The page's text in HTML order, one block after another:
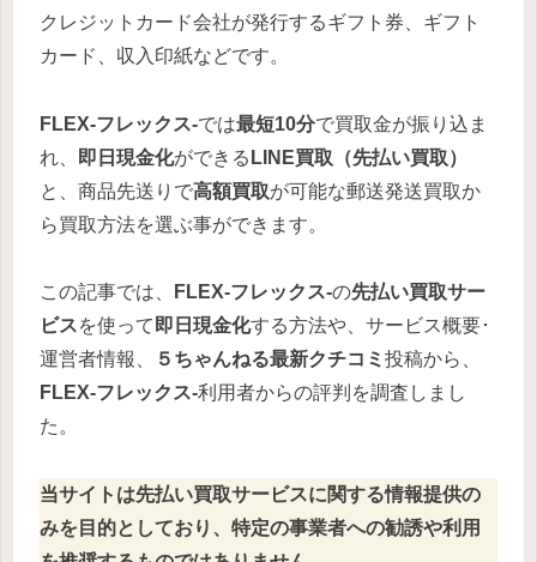
クレジットカード会社が発行するギフト券、ギフト
カード、収入印紙などです。
FLEX-フレックス-では最短10分で買取金が振り込ま
れ、
即日現金化ができる LINE買取（先払い買取）
と、商品先送りで高額買取が可能な郵送発送買取か
ら買取方法を選ぶ事ができます。
この記事では、 FLEX-フレックス-の先払い買取サー
ビスを使って即日現金化する方法や、サービス概要･
運営者情報、
５ちゃんねる最新クチコミ 投稿から、
FLEX-フレックス-利用者からの評判を調査しまし
た。
当サイトは先払い買取サービスに関する情報提供の
みを目的としており、特定の事業者への勧誘や利用